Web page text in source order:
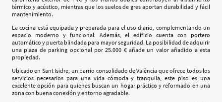
térmico y acústico, mientras que los suelos de gres aportan durabilidad y fácil
mantenimiento.
La cocina está equipada y preparada para el uso diario, complementando un
espacio moderno y funcional. Además, el edificio cuenta con portero
automático y puerta blindada para mayor seguridad. La posibilidad de adquirir
una plaza de parking opcional por 25.000 € añade un valor añadido a esta
propiedad.
Ubicado en Sant Isidre, un barrio consolidado de València que ofrece todos los
servicios necesarios para una vida cómoda y tranquila, este piso es una
excelente opción para quienes buscan un hogar práctico y reformado en una
zona con buena conexión y entorno agradable.